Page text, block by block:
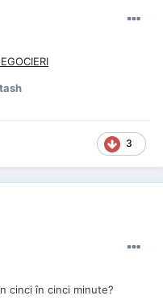
3
cinci în cinci minute?